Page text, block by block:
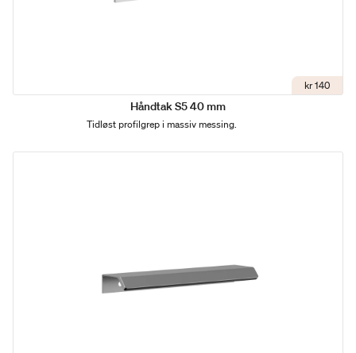
kr 140
Håndtak S5 40 mm
Tidløst profilgrep i massiv messing.